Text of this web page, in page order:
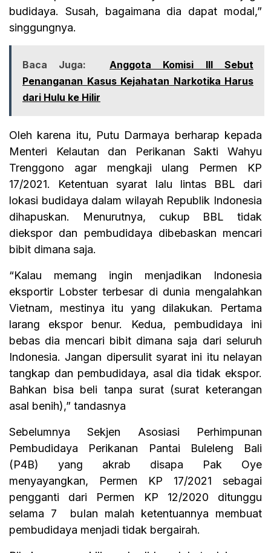
budidaya. Susah, bagaimana dia dapat modal,”
singgungnya.
Baca Juga:
Anggota Komisi III Sebut
Penanganan Kasus Kejahatan Narkotika Harus
dari Hulu ke Hilir
Oleh karena itu, Putu Darmaya berharap kepada
Menteri Kelautan dan Perikanan Sakti Wahyu
Trenggono agar mengkaji ulang Permen KP
17/2021. Ketentuan syarat lalu lintas BBL dari
lokasi budidaya dalam wilayah Republik Indonesia
dihapuskan. Menurutnya, cukup BBL tidak
diekspor dan pembudidaya dibebaskan mencari
bibit dimana saja.
“Kalau memang ingin menjadikan Indonesia
eksportir Lobster terbesar di dunia mengalahkan
Vietnam, mestinya itu yang dilakukan. Pertama
larang ekspor benur. Kedua, pembudidaya ini
bebas dia mencari bibit dimana saja dari seluruh
Indonesia. Jangan dipersulit syarat ini itu nelayan
tangkap dan pembudidaya, asal dia tidak ekspor.
Bahkan bisa beli tanpa surat (surat keterangan
asal benih),” tandasnya
Sebelumnya Sekjen Asosiasi Perhimpunan
Pembudidaya Perikanan Pantai Buleleng Bali
(P4B) yang akrab disapa Pak Oye
menyayangkan, Permen KP 17/2021 sebagai
pengganti dari Permen KP 12/2020 ditunggu
selama 7 bulan malah ketentuannya membuat
pembudidaya menjadi tidak bergairah.